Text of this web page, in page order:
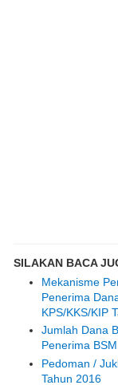
SILAKAN BACA
Mekanisme
Penerima
KPS/KKS/KIP
Jumlah Dana
Penerima
Pedoman /
Tahun 2016